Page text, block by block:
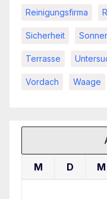
Reinigungsfirma
Sicherheit
Terrasse
Vordach Waage
M D M